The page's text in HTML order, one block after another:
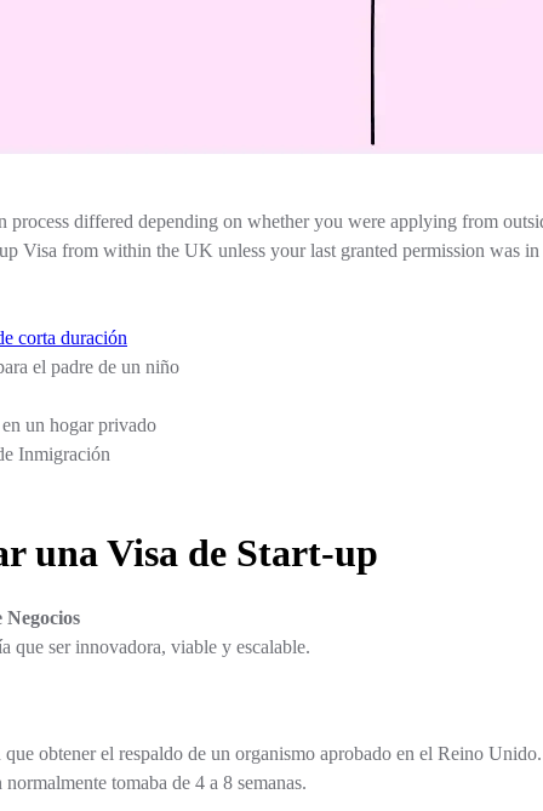
process differed depending on whether you were applying from
Visa from within the UK unless your last granted permission was
corta duración
el padre de un niño
un hogar privado
Inmigración
una Visa de Start-up
que ser innovadora, viable y escalable.
obtener el respaldo de un organismo aprobado en el Reino Unido.
tomaba de 4 a 8 semanas.